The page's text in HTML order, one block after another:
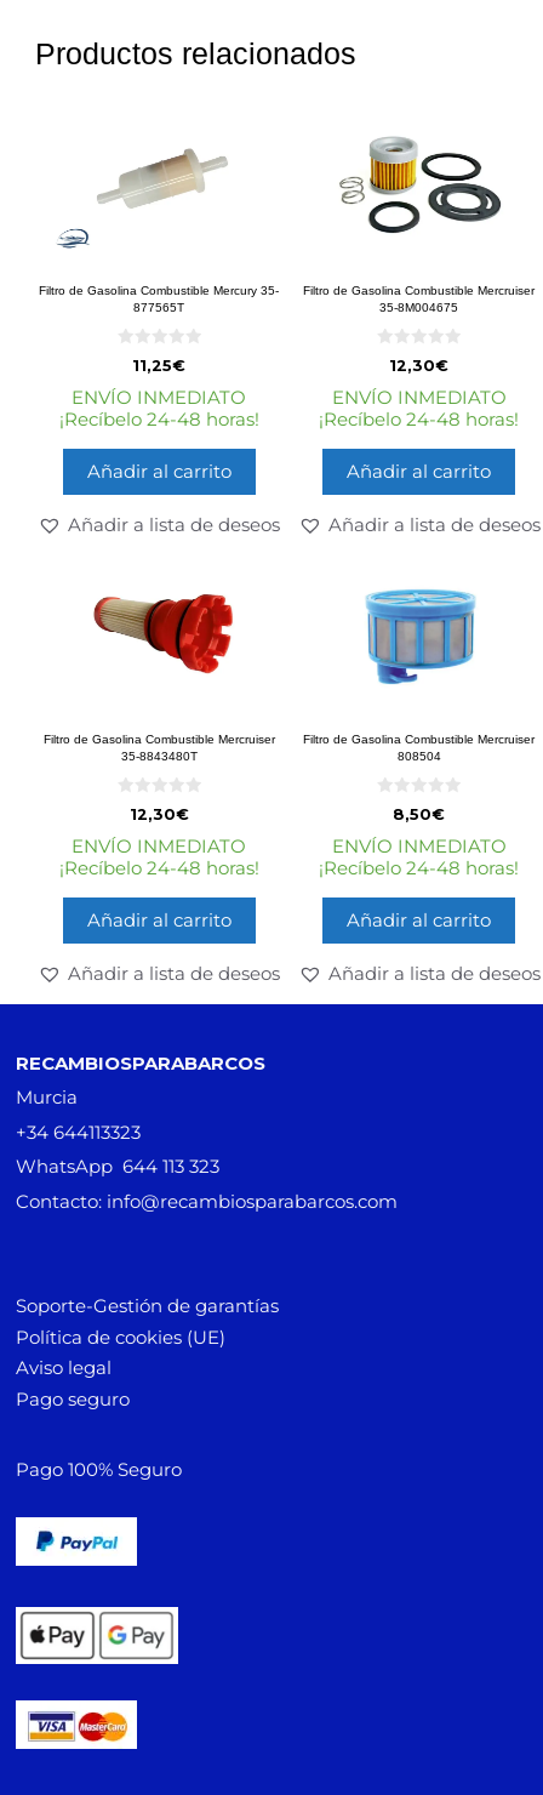
Productos relacionados
Filtro de Gasolina Combustible Mercury 35-
877565T
e
5
11,25€
ENVÍO INMEDIATO
¡Recíbelo 24-48 horas!
Añadir al carrito
Añadir a lista de deseos
Filtro de Gasolina Combustible Mercruiser
35-8M004675
e
5
12,30€
ENVÍO INMEDIATO
¡Recíbelo 24-48 horas!
Añadir al carrito
Añadir a lista de deseos
Filtro de Gasolina Combustible Mercruiser
35-8843480T
e
5
12,30€
ENVÍO INMEDIATO
¡Recíbelo 24-48 horas!
Añadir al carrito
Añadir a lista de deseos
Filtro de Gasolina Combustible Mercruiser
808504
e
5
8,50€
ENVÍO INMEDIATO
¡Recíbelo 24-48 horas!
Añadir al carrito
Añadir a lista de deseos
RECAMBIOSPARABARCOS
Murcia
+34 644113323
WhatsApp 644 113 323
Contacto: info@recambiosparabarcos.com
Soporte-Gestión de garantías
Política de cookies (UE)
Aviso legal
Pago seguro
Pago 100% Seguro